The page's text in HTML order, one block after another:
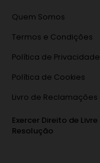
Quem Somos
Termos e Condições
Política de Privacidade
Política de Cookies
Livro de Reclamações
Exercer Direito de Livre
Resolução